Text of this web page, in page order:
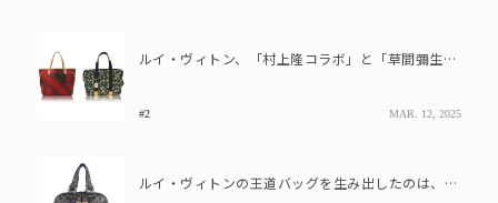
ルイ・ヴィトン、「村上隆コラボ」と「草間彌生コラボ」ではどちらのバッグが値上がりしてる?
#2 MAR. 12, 2025
ルイ・ヴィトンの王道バッグを生み出したのは、ある伝説のファッションデザイナー